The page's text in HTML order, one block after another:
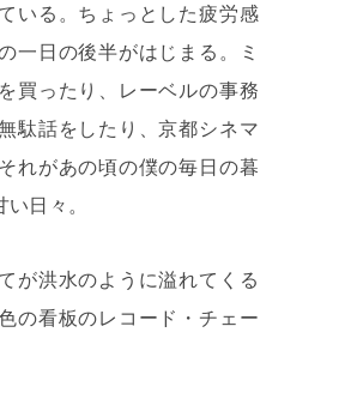
いる。ちょっとした疲労感
一日の後半がはじまる。ミ
買ったり、レーベルの事務
駄話をしたり、京都シネマ
れがあの頃の僕の毎日の暮
日々。
が洪水のように溢れてくる
の看板のレコード・チェー